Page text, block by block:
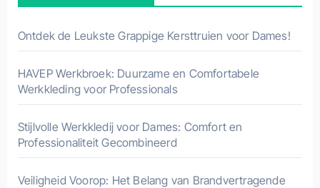
Ontdek de Leukste Grappige Kersttruien voor Dames!
HAVEP Werkbroek: Duurzame en Comfortabele
Werkkleding voor Professionals
Stijlvolle Werkkledij voor Dames: Comfort en
Professionaliteit Gecombineerd
Veiligheid Voorop: Het Belang van Brandvertragende